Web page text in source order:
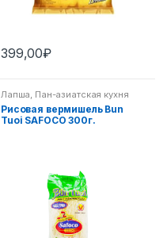
399,00₽
Лапша, Пан-азиатская кухня
Рисовая вермишель Bun
Tuoi SAFOCO 300г.